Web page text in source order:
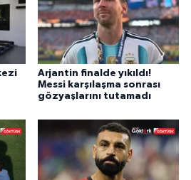
Arjantin finalde yıkıldı!
Messi karşılaşma sonrası
gözyaşlarını tutamadı